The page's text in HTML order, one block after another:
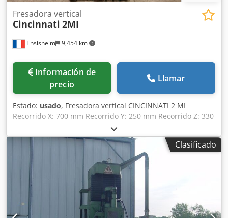
Ensisheim 9,454 km
Fresadora vertical
Cincinnati 2MI
Información de
precio
Llamar
Estado: usado, Fresadora vertical CINCINNATI 2 MI
Recorrido X: 700 mm Recorrido Y: 250 mm Recorrido Z: 330
mm Husillo: SA 50 Velocidad del husillo: de 25 a 1500 RPM
Dimensiones de la mesa: 1380 x 250 mm Recorrido del
husillo del carro 100 mm Motor 5 CV Avance automático X -
Y Bajada manual del cabezal (automático no funciona)
Voltaje: 380 V Ancho: 1800 mm Csdpfszmx T Tsx Ai Aerf
Profundidad: 1800 mm Altura total: 2000 mm Peso: aprox
Clasificado